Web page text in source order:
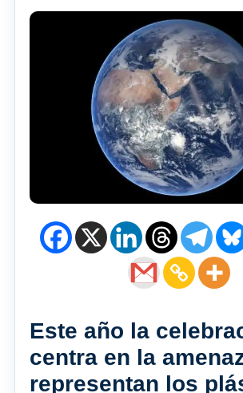
Este año la
centra en la
representan los